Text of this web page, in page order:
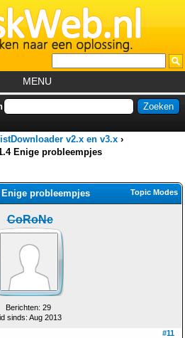
MENU
Foutcodes
*
Forum
v2.x en v3.x ›
Enige probleempjes
Topic Modes
Enige probleempjes
CoRoNe
Berichten: 29
sinds: Aug 2013
#11